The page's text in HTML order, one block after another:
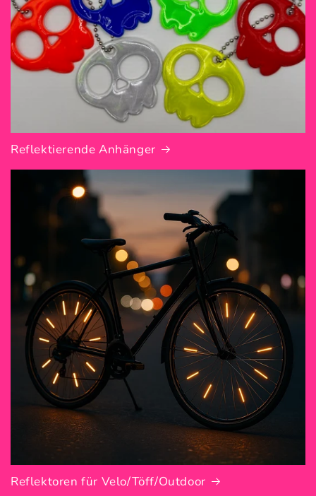
Reflektierende Anhänger
Reflektoren für Velo/Töff/Outdoor